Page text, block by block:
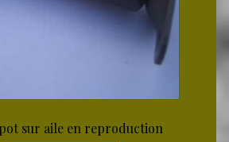
sur aile en reproduction